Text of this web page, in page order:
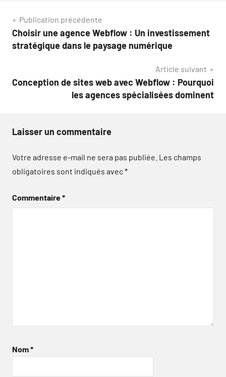
Navigation
de
Publication précédente
Choisir une agence Webflow : Un investissement
stratégique dans le paysage numérique
Article suivant
Conception de sites web avec Webflow : Pourquoi
les agences spécialisées dominent
Laisser un commentaire
Votre adresse e-mail ne sera pas publiée. Les champs
obligatoires sont indiqués avec*
Commentaire*
Nom*